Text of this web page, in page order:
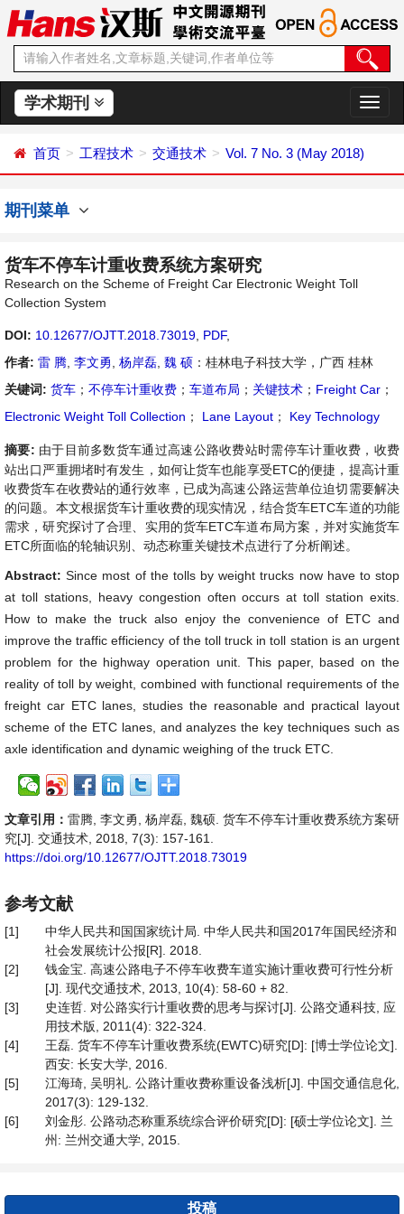
学术期刊
切
换
首页 工程技术 交通技术 Vol. 7 No. 3 (May 2018)
期刊菜单
货车不停车计重收费系统方案研究
Research on the Scheme of Freight Car Electronic Weight Toll
Collection System
DOI: 10.12677/OJTT.2018.73019 PDF,
作者: 雷 腾 李文勇 杨岸磊 魏 硕 ：桂林电子科技大学，广西 桂林
关键词: 货车 ； 不停车计重收费 ； 车道布局 ； 关键技术 ； Freight Car ；
Electronic Weight Toll Collection ； Lane Layout ； Key Technology
摘要: 由于目前多数货车通过高速公路收费站时需停车计重收费，收费
站出口严重拥堵时有发生，如何让货车也能享受ETC的便捷，提高计重
收费货车在收费站的通行效率，已成为高速公路运营单位迫切需要解决
的问题。本文根据货车计重收费的现实情况，结合货车ETC车道的功能
需求，研究探讨了合理、实用的货车ETC车道布局方案，并对实施货车
ETC所面临的轮轴识别、动态称重关键技术点进行了分析阐述。
Abstract:Since most of the tolls by weight trucks now have to stop
at toll stations, heavy congestion often occurs at toll station exits.
How to make the truck also enjoy the convenience of ETC and
improve the traffic efficiency of the toll truck in toll station is an urgent
problem for the highway operation unit. This paper, based on the
reality of toll by weight, combined with functional requirements of the
freight car ETC lanes, studies the reasonable and practical layout
scheme of the ETC lanes, and analyzes the key techniques such as
axle identification and dynamic weighing of the truck ETC.
文章引用： 雷腾, 李文勇, 杨岸磊, 魏硕. 货车不停车计重收费系统方案研
究[J]. 交通技术, 2018, 7(3): 157-161.
https://doi.org/10.12677/OJTT.2018.73019
参考文献
[1]
中华人民共和国国家统计局. 中华人民共和国2017年国民经济和
社会发展统计公报[R]. 2018.
[2]
钱金宝. 高速公路电子不停车收费车道实施计重收费可行性分析
[J]. 现代交通技术, 2013, 10(4): 58-60 + 82.
[3]
史连哲. 对公路实行计重收费的思考与探讨[J]. 公路交通科技, 应
用技术版, 2011(4): 322-324.
[4]
王磊. 货车不停车计重收费系统(EWTC)研究[D]: [博士学位论文].
西安: 长安大学, 2016.
[5]
江海琦, 吴明礼. 公路计重收费称重设备浅析[J]. 中国交通信息化,
2017(3): 129-132.
[6]
刘金彤. 公路动态称重系统综合评价研究[D]: [硕士学位论文]. 兰
州: 兰州交通大学, 2015.
投稿